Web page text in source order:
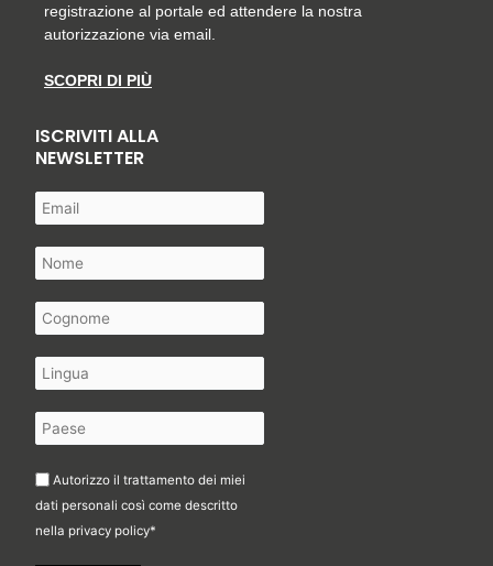
registrazione al portale ed attendere la nostra
autorizzazione via email.
SCOPRI DI PIÙ
ISCRIVITI ALLA
NEWSLETTER
Autorizzo il trattamento dei miei
dati personali così come descritto
nella privacy policy*